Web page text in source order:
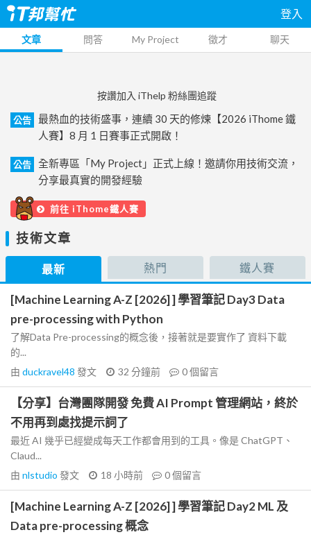
登入
文章 問答 My Project 徵才 聊天
按讚加入 iThelp 粉絲團追蹤
公告
最熱血的技術盛事，連續 30 天的修煉【2026 iThome 鐵
人賽】8 月 1 日賽事正式開啟！
公告
全新專區「My Project」正式上線！邀請你用技術交流，
分享最真實的開發經驗
前往 iThome鐵人賽
技術文章
最新 熱門 鐵人賽
[Machine Learning A-Z [2026] ] 學習筆記 Day3 Data
pre-processing with Python
了解Data Pre-processing的概念後，接著就是要實作了 資料下載
的...
由 duckravel48 發文 32 分鐘前 0個留言
【分享】台灣團隊開發 免費 AI Prompt 管理網站，終於
不用再到處找提示詞了
最近 AI 幾乎已經變成每天工作都會用到的工具。像是 ChatGPT、
Claud...
由 nlstudio 發文 18 小時前 0個留言
[Machine Learning A-Z [2026] ] 學習筆記 Day2 ML 及
Data pre-processing 概念